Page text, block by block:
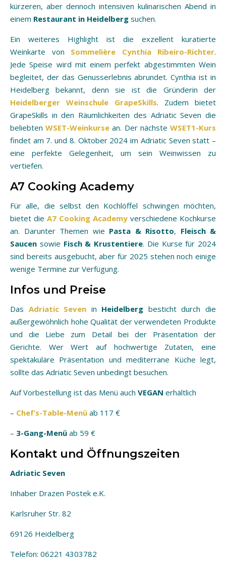
kürzeren, aber dennoch intensiven kulinarischen Abend in
einem Restaurant in Heidelberg suchen.
Ein weiteres Highlight ist die exzellent kuratierte
Weinkarte von Sommelière Cynthia Ribeiro-Richter.
Jede Speise wird mit einem perfekt abgestimmten Wein
begleitet, der das Genusserlebnis abrundet. Cynthia ist in
Heidelberg bekannt, denn sie ist die Gründerin der
Heidelberger Weinschule GrapeSkills. Zudem bietet
GrapeSkills in den Räumlichkeiten des Adriatic Seven die
beliebtenWSET-Weinkurse an. Der nächsteWSET1-Kurs
findet am 7. und 8. Oktober 2024 im Adriatic Seven statt –
eine perfekte Gelegenheit, um sein Weinwissen zu
vertiefen.
A7 Cooking Academy
Für alle, die selbst den Kochlöffel schwingen möchten,
bietet die A7 Cooking Academy verschiedene Kochkurse
an. Darunter Themen wie Pasta & Risotto, Fleisch &
Saucen sowie Fisch & Krustentiere. Die Kurse für 2024
sind bereits ausgebucht, aber für 2025 stehen noch einige
wenige Termine zur Verfügung.
Infos und Preise
Das Adriatic Seven in Heidelberg besticht durch die
außergewöhnlich hohe Qualität der verwendeten Produkte
und die Liebe zum Detail bei der Präsentation der
Gerichte. Wer Wert auf hochwertige Zutaten, eine
spektakuläre Präsentation und mediterrane Küche legt,
sollte das Adriatic Seven unbedingt besuchen.
Auf Vorbestellung ist das Menü auch VEGAN erhältlich
– Chef’s-Table-Menü ab 117 €
– 3-Gang-Menü ab 59 €
Kontakt und Öffnungszeiten
Adriatic Seven
Inhaber Drazen Postek e.K.
Karlsruher Str. 82
69126 Heidelberg
Telefon: 06221 4303782